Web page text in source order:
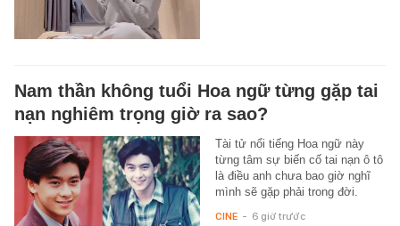
Nam thần không tuổi Hoa ngữ từng gặp tai
nạn nghiêm trọng giờ ra sao?
Tài tử nổi tiếng Hoa ngữ này
từng tâm sự biến cố tai nạn ô tô
là điều anh chưa bao giờ nghĩ
mình sẽ gặp phải trong đời.
CINE - 6 giờ trước